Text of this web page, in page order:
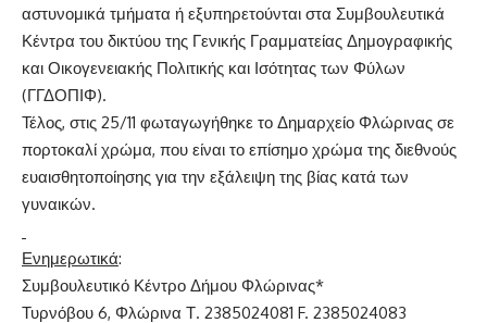
αστυνομικά τμήματα ή εξυπηρετούνται στα Συμβουλευτικά
Κέντρα του δικτύου της Γενικής Γραμματείας Δημογραφικής
και Οικογενειακής Πολιτικής και Ισότητας των Φύλων
(ΓΓΔΟΠΙΦ).
Τέλος, στις 25/11 φωταγωγήθηκε το Δημαρχείο Φλώρινας σε
πορτοκαλί χρώμα, που είναι το επίσημο χρώμα της διεθνούς
ευαισθητοποίησης για την εξάλειψη της βίας κατά των
γυναικών.
Ενημερωτικά:
Συμβουλευτικό Κέντρο Δήμου Φλώρινας*
Τυρνόβου 6, Φλώρινα Τ. 2385024081 F. 2385024083